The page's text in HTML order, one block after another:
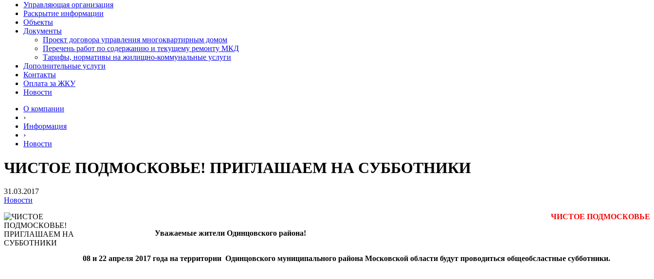
Управляющая организация
Раскрытие информации
Объекты
Документы
Проект договора управления многоквартирным домом
Перечень работ по содержанию и текущему ремонту МКД
Тарифы, нормативы на жилищно-коммунальные услуги
Дополнительные услуги
Контакты
Оплата за ЖКУ
Новости
О компании
›
Информация
›
Новости
ЧИСТОЕ ПОДМОСКОВЬЕ! ПРИГЛАШАЕМ НА СУББОТНИКИ
31.03.2017
Новости
ЧИСТОЕ ПОДМОСКОВЬЕ
Уважаемые жители Одинцовского района!
08 и 22 апреля 2017 года на территории Одинцовского муниципального района Московской области будут проводиться общеобсластные субботники.